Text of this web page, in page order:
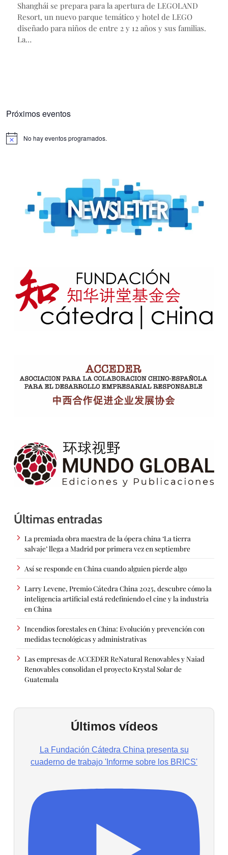
Shanghái se prepara para la apertura de LEGOLAND
Resort, un nuevo parque temático y hotel de LEGO
diseñado para niños de entre 2 y 12 años y sus familias.
La…
Próximos eventos
Aviso No hay eventos programados.
Últimas entradas
La premiada obra maestra de la ópera china ‘La tierra
salvaje’ llega a Madrid por primera vez en septiembre
Así se responde en China cuando alguien pierde algo
Larry Levene, Premio Cátedra China 2025, descubre cómo la
inteligencia artificial está redefiniendo el cine y la industria
en China
Incendios forestales en China: Evolución y prevención con
medidas tecnológicas y administrativas
Las empresas de ACCEDER ReNatural Renovables y Naiad
Renovables consolidan el proyecto Krystal Solar de
Guatemala
Últimos vídeos
La Fundación Cátedra China presenta su
cuaderno de trabajo 'Informe sobre los BRICS'